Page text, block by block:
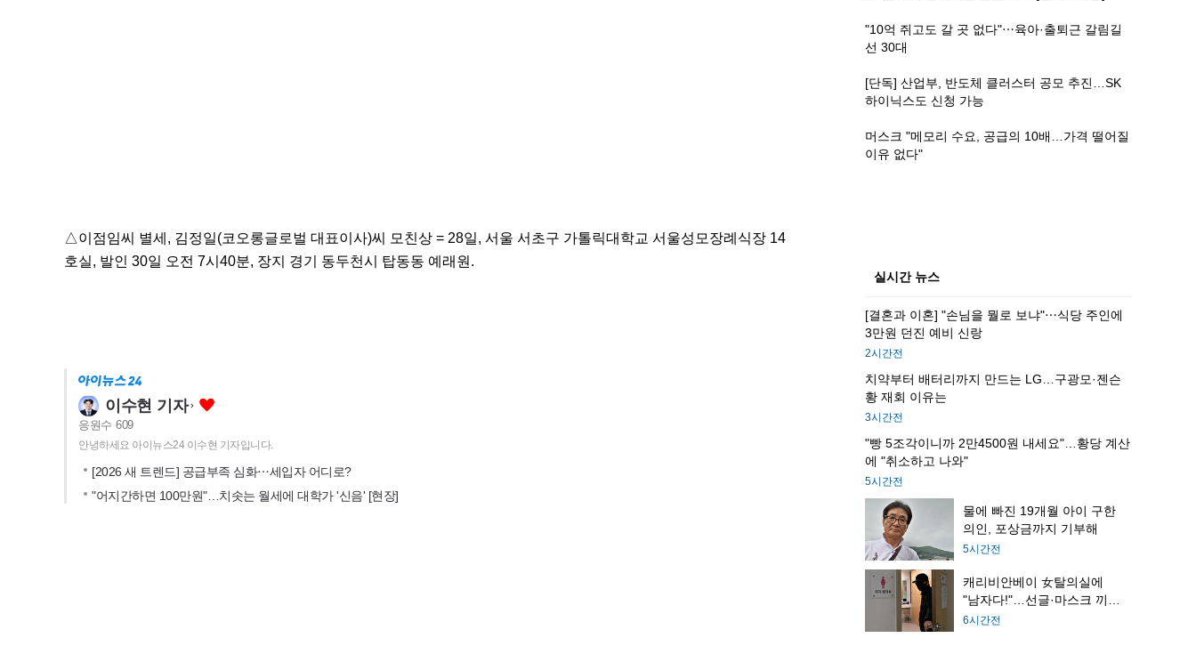
△이점임씨 별세, 김정일(코오롱글로벌 대표이사)씨 모친상 = 28일, 서울 서초구 가톨릭대학교 서울성모장례식장 14
호실, 발인 30일 오전 7시40분, 장지 경기 동두천시 탑동동 예래원.
이수현 기자
응원수 609
안녕하세요 아이뉴스24 이수현 기자입니다.
[2026 새 트렌드] 공급부족 심화⋯세입자 어디로?
"어지간하면 100만원"…치솟는 월세에 대학가 '신음' [현장]
"10억 쥐고도 갈 곳 없다"⋯육아·출퇴근 갈림길
선 30대
[단독] 산업부, 반도체 클러스터 공모 추진…SK
하이닉스도 신청 가능
머스크 "메모리 수요, 공급의 10배…가격 떨어질
이유 없다"
실시간 뉴스
[결혼과 이혼] "손님을 뭘로 보냐"⋯식당 주인에
3만원 던진 예비 신랑
2시간전
치약부터 배터리까지 만드는 LG…구광모·젠슨
황 재회 이유는
3시간전
"빵 5조각이니까 2만4500원 내세요"…황당 계산
에 "취소하고 나와"
5시간전
물에 빠진 19개월 아이 구한
의인, 포상금까지 기부해
5시간전
캐리비안베이 女탈의실에
"남자다!"…선글·마스크 끼고
도주
6시간전